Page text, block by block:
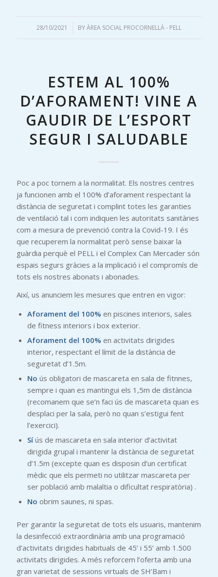
28/10/2021
/ BYÀREA SOCIAL PROCORNELLÀ - PELL
ESTEM AL 100%
D’AFORAMENT! VINE A
GAUDIR DE L’ESPORT
SEGUR I SALUDABLE
Poc a poc tornem a la normalitat. Els nostres centres
ja funcionen amb el 100% d’aforament respectant la
distància de seguretat i complint totes les garanties
de ventilació tal i com indiquen les autoritats sanitàries
com a mesura de prevenció contra la Covid-19. I és
que recuperem la normalitat però sense baixar la
guàrdia perquè el PELL i el Complex Can Mercader són
espais segurs gràcies a la implicació i el compromís de
tots els nostres abonats i abonades.
Així, us anunciem les mesures que entren en vigor:
Aforament del 100% en piscines interiors, sales
de fitness interiors i box exterior.
Aforament del 100% en activitats dirigides
interior, respectant el límit de la distància de
seguretat d’1.5m.
No ús obligatori de mascareta en sala de fitnnes,
sempre i quan es mantingui els 1,5m de distància
(recomanem que se’n faci ús de mascareta quan es
desplaci per la sala, però no quan s’estigui fent
l’exercici).
Síús de mascareta en sala interior d’activitat
dirigida grupal i mantenir la distància de seguretat
d’1.5m (excepte quan es disposin d’un certificat
mèdic que els permeti no utilitzar mascareta per
ser població amb malaltia o dificultat respiratòria) .
No obrim saunes, ni spas.
Per garantir la seguretat de tots els usuaris, mantenim
la desinfecció extraordinària amb una programació
d’activitats dirigides habituals de 45’ i 55’ amb 1.500
activitats dirigides. A més reforcem l’oferta amb una
gran varietat de sessions virtuals de SH’Bam i